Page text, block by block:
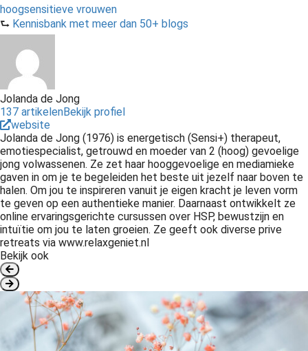
hoogsensitieve vrouwen
⮑ Kennisbank met meer dan 50+ blogs
Jolanda de Jong
137 artikelenBekijk profiel
website
Jolanda de Jong (1976) is energetisch (Sensi+) therapeut,
emotiespecialist, getrouwd en moeder van 2 (hoog) gevoelige
jong volwassenen. Ze zet haar hooggevoelige en mediamieke
gaven in om je te begeleiden het beste uit jezelf naar boven te
halen. Om jou te inspireren vanuit je eigen kracht je leven vorm
te geven op een authentieke manier. Daarnaast ontwikkelt ze
online ervaringsgerichte cursussen over HSP, bewustzijn en
intuïtie om jou te laten groeien. Ze geeft ook diverse prive
retreats via www.relaxgeniet.nl
Bekijk ook